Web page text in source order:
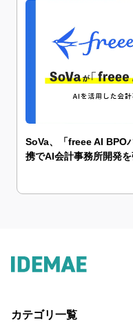
SoVa、「freee AI BPO
携でAI会計事務所開発
カテゴリ一覧